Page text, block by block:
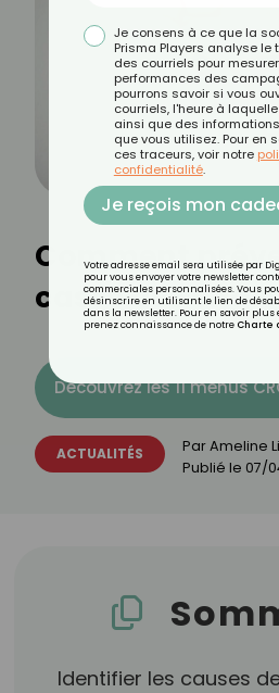
Comment
casse des
Découvrez les 11 menus
ACTUALITÉS ParAmeline
Publié le 07/
Identifier les causes
Je consens à ce que la
Prisma Players analyse le
des courriels pour
performances des
pourrons savoir si vous
courriels, l'heure à
ainsi que des
que vous utilisez. Pour en
ces traceurs, voir notre
confidentialité.
Je reçois mon
Votre adresse email sera utilisée par
pour vous envoyer votre newsletter
commerciales personnalisées. Vous
désinscrire en utilisant le lien de
dans la newsletter. Pour en savoir plus
prenez connaissance de notre Charte